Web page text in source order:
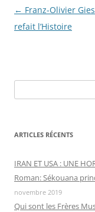
Navigation
des
← Franz-Olivier
refait l’Histoire
ARTICLES RÉCENTS
IRAN ET USA : UNE
Roman: Sékouana
novembre 2019
Qui sont les Frères